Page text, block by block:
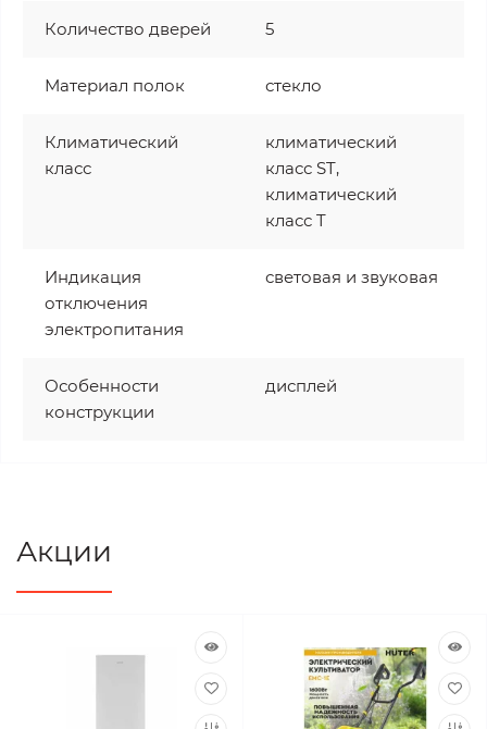
Количество дверей 5
Материал полок стекло
Климатический
класс
климатический
класс ST,
климатический
класс T
Индикация
отключения
электропитания
световая и звуковая
Особенности
конструкции
дисплей
Акции